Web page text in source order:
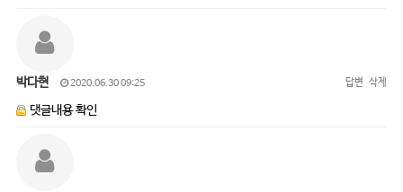
박다현 2020.06.30 09:25 답변 삭제
댓글내용 확인